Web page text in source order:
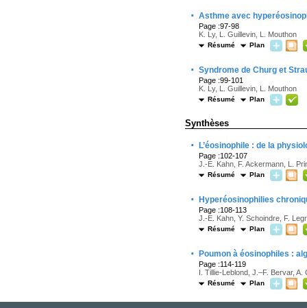
· Asthme avec
Page :97-98
K. Ly, L. Guillevin, L. Mouthon
Résumé Plan
· Syndrome de Churg et
Page :99-101
K. Ly, L. Guillevin, L. Mouthon
Résumé Plan
Synthèses
· L’éosinophile : de la
Page :102-107
J.-E. Kahn, F. Ackermann, L.
Résumé Plan
· Hyperéosinophilies
Page :108-113
J.-E. Kahn, Y. Schoindre, F.
Résumé Plan
· Poumon à éosinophiles :
Page :114-119
I. Tillie-Leblond, J.–F. Bervar, A.
Résumé Plan